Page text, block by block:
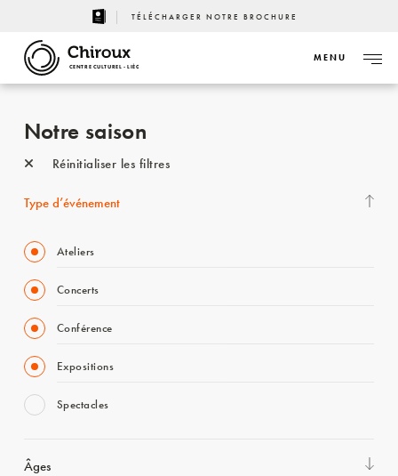
TÉLÉCHARGER NOTRE BROCHURE
CENTRE CULTUREL - LIÈGE
MENU
Notre saison
Réinitialiser les filtres
Type d’événement
Ateliers
Concerts
Conférence
Expositions
Spectacles
Âges